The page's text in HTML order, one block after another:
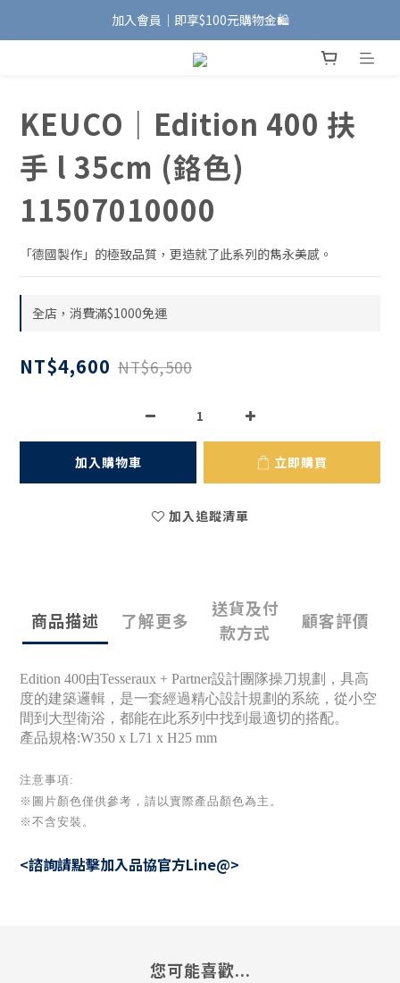
加入會員｜即享$100元購物金🛍️
加入會員｜即享$100元購物金🛍️
安裝維修服務｜Line ID @885wywfl
加入會員｜即享$100元購物金🛍️
KEUCO｜Edition 400 扶
手 l 35cm (鉻色)
11507010000
「德國製作」的極致品質，更造就了此系列的雋永美感。
全店，消費滿$1000免運
NT$4,600 NT$6,500
加入購物車 立即購買
加入追蹤清單
商品描述 了解更多
送貨及付
款方式
顧客評價
Edition 400由Tesseraux + Partner設計團隊操刀規劃，具高
度的建築邏輯，是一套經過精心設計規劃的系統，從小空
間到大型衛浴，都能在此系列中找到最適切的搭配。
產品規格:W350 x L71 x H25 mm
注意事項:
※圖片顏色僅供參考 ，請以實際產品顏色為主。
※不含安裝。
<諮詢請點擊加入品協官方Line@>
您可能喜歡...